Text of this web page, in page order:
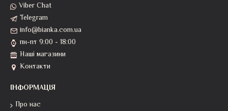
Viber Chat
Telegram
info@bianka.com.ua
пн-пт 9:00 - 18:00
Наші магазини
Контакти
ІНФОРМАЦІЯ
Про нас